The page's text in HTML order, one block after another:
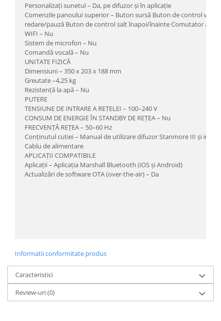
Personalizați sunetul – Da, pe difuzor și în aplicație
Comenzile panoului superior – Buton sursă Buton de control
redare/pauză Buton de control salt înapoi/înainte Comutator
WIFI – Nu
Sistem de microfon – Nu
Comandă vocală – Nu
UNITATE FIZICĂ
Dimensiuni – 350 x 203 x 188 mm
Greutate –4,25 kg
Rezistență la apă – Nu
PUTERE
TENSIUNE DE INTRARE A REȚELEI – 100–240 V
CONSUM DE ENERGIE ÎN STANDBY DE REȚEA – Nu
FRECVENȚĂ REȚEA – 50–60 Hz
Conținutul cutiei – Manual de utilizare difuzor Stanmore III și
Cablu de alimentare
APLICAȚII COMPATIBILE
Aplicații – Aplicația Marshall Bluetooth (iOS și Android)
Actualizări de software OTA (over-the-air) – Da
Informatii conformitate produs
Caracteristici
Review-uri(0)